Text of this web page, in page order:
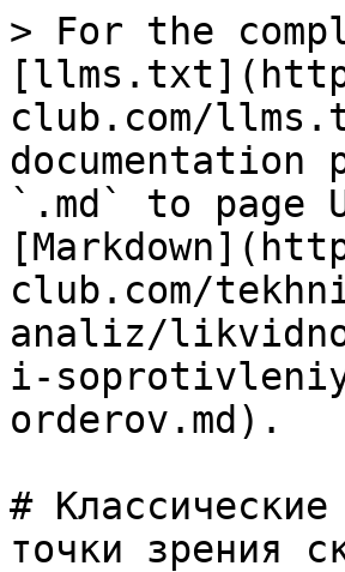
> For the
club.com/
documentation
`.md` to page
club.com/
analiz/
i-
orderov.md).
#
точки зрения